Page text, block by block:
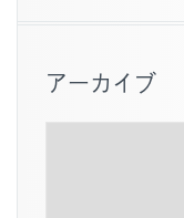
アーカイブ